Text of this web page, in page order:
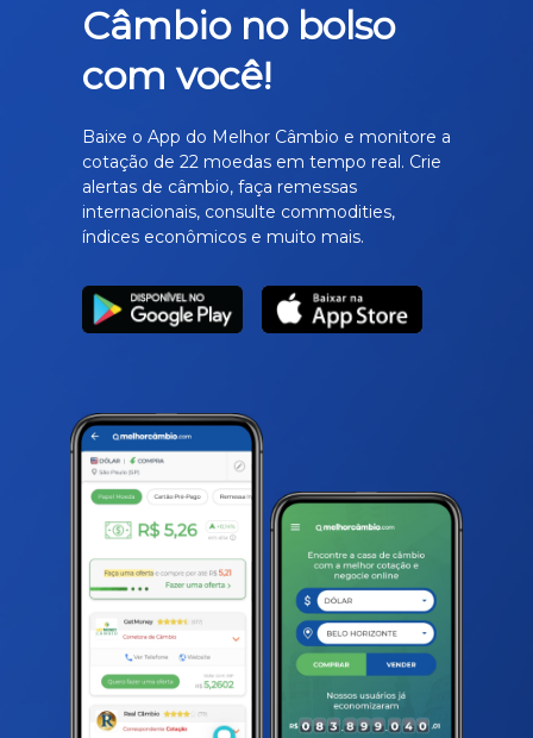
Câmbio no bolso
com você!
Baixe o App do Melhor Câmbio e monitore a
cotação de 22 moedas em tempo real. Crie
alertas de câmbio, faça remessas
internacionais, consulte commodities,
índices econômicos e muito mais.